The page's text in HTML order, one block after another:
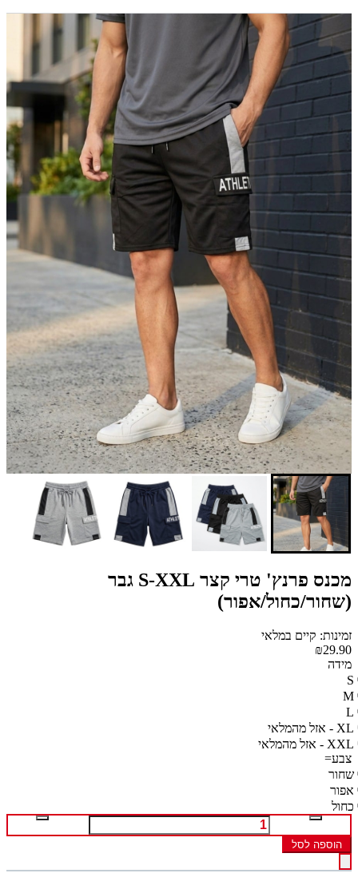
מכנס פרנץ' טרי קצר S-XXL גבר
(שחור/כחול/אפור)
זמינות: קיים במלאי
₪29.90
מידה
S
M
L
XL - אזל מהמלאי
XXL - אזל מהמלאי
צבע=
שחור
אפור
כחול
הוספה לסל